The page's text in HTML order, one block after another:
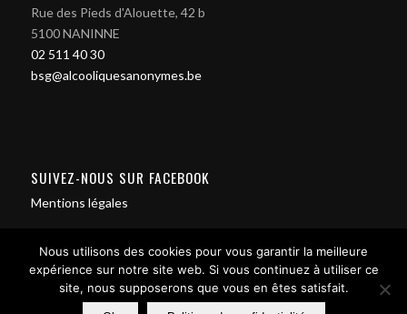
Rue des Pieds d'Alouette, 42 b
5100 NANINNE
02 511 40 30
bsg@alcooliquesanonymes.be
SUIVEZ-NOUS SUR FACEBOOK
Mentions légales
Nous utilisons des cookies pour vous garantir la meilleure
expérience sur notre site web. Si vous continuez à utiliser ce
site, nous supposerons que vous en êtes satisfait.
Contact us